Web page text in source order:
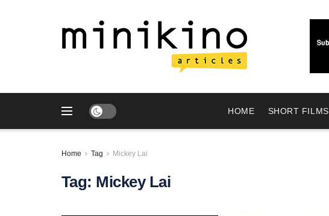
HOME SHORT FILMS
Home Tag Mickey Lai
Tag: Mickey Lai